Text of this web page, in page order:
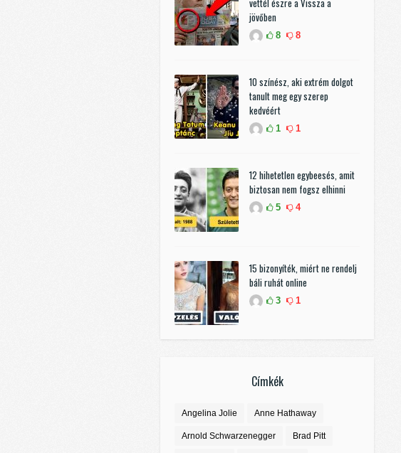
vettél észre a Vissza a
jövőben
8 8
10 színész, aki extrém dolgot
tanult meg egy szerep
kedvéért
1 1
12 hihetetlen egybeesés, amit
biztosan nem fogsz elhinni
5 4
15 bizonyíték, miért ne rendelj
báli ruhát online
3 1
Címkék
Angelina Jolie Anne Hathaway
Arnold Schwarzenegger Brad Pitt